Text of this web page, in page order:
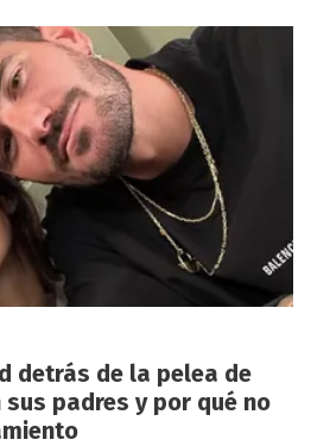
detrás de la pelea de
padres y por qué no